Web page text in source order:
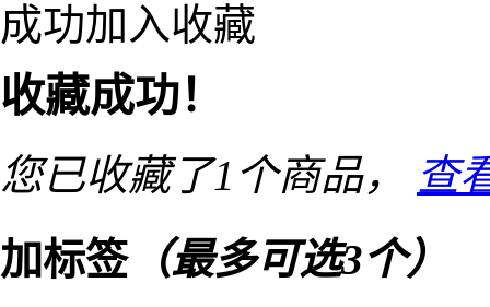
成功加入收藏
收藏成功！
您已收藏了1 个商品，
查
加标签（最多可选3个）